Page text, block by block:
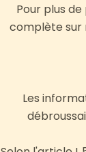
Pour plus
complète sur
Les